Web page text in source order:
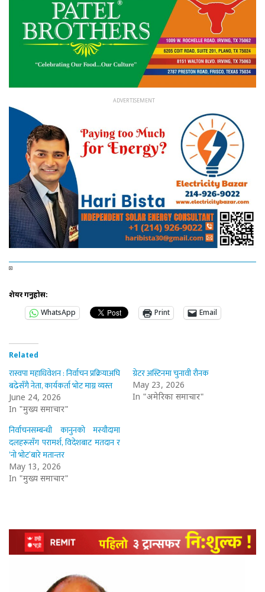
शेयर गर्नुहोस:
WhatsApp
Print Email
Related
रास्वपा महाधिवेशन : निर्वाचन प्रक्रियाअघि
बढेसँगै नेता, कार्यकर्ता भोट माग्न व्यस्त
June 24, 2026
In "मुख्य समाचार"
ग्रेटर अस्टिनमा चुनावी रौनक
May 23, 2026
In "अमेरिका समाचार"
निर्वाचनसम्बन्धी कानुनको मस्यौदामा
दलहरूसँग परामर्श, विदेशबाट मतदान र
‘नो भोट’बारे मतान्तर
May 13, 2026
In "मुख्य समाचार"